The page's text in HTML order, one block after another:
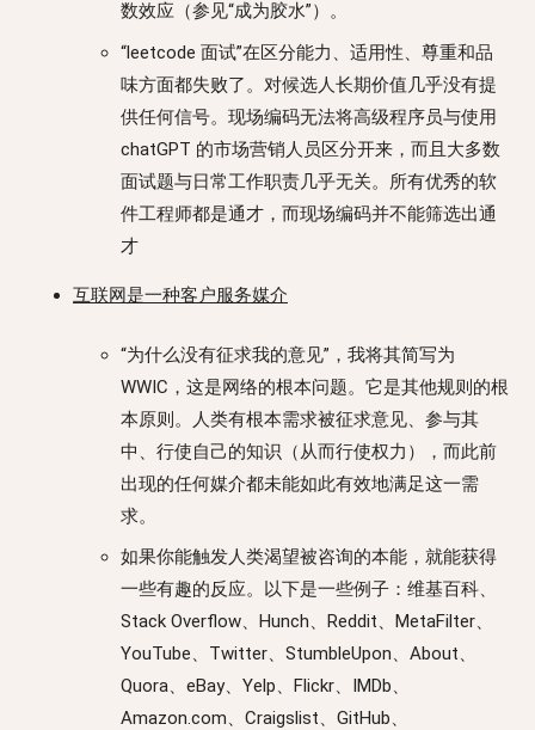
数效应（参见“成为胶水”）。
“leetcode 面试”在区分能力、适用性、尊重和品
味方面都失败了。对候选人长期价值几乎没有提
供任何信号。现场编码无法将高级程序员与使用
chatGPT 的市场营销人员区分开来，而且大多数
面试题与日常工作职责几乎无关。所有优秀的软
件工程师都是通才，而现场编码并不能筛选出通
才
互联网是一种客户服务媒介
“为什么没有征求我的意见”，我将其简写为
WWIC，这是网络的根本问题。它是其他规则的根
本原则。人类有根本需求被征求意见、参与其
中、行使自己的知识（从而行使权力），而此前
出现的任何媒介都未能如此有效地满足这一需
求。
如果你能触发人类渴望被咨询的本能，就能获得
一些有趣的反应。以下是一些例子：维基百科、
Stack Overflow、Hunch、Reddit、MetaFilter、
YouTube、Twitter、StumbleUpon、About、
Quora、eBay、Yelp、Flickr、IMDb、
Amazon.com、Craigslist、GitHub、